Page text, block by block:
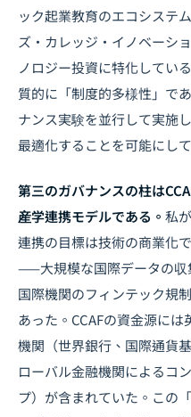
ック起業教育のエコシステ
ズ・カレッジ・イノベーシ
ノロジー投資に特化してい
質的に「制度的多様性」で
ナンス実験を並行して実施
最適化することを可能にし
第三のガバナンスの柱は
産学連携モデルである。 私
連携の目標は技術の商業化
——大規模な国際データの収
国際機関のフィンテック規制
あった。CCAFの資金源に
機関（世界銀行、国際通貨
ローバル金融機関によるコ
プ）が含まれていた。この